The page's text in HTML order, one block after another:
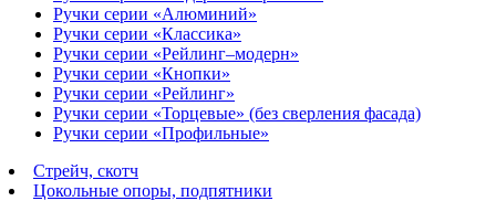
Ручки серии «Алюминий»
Ручки серии «Классика»
Ручки серии «Рейлинг–модерн»
Ручки серии «Кнопки»
Ручки серии «Рейлинг»
Ручки серии «Торцевые» (без сверления фасада)
Ручки серии «Профильные»
Стрейч, скотч
Цокольные опоры, подпятники